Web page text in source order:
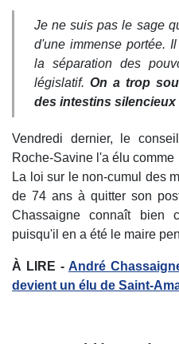
Je ne suis pas le sage
d'une immense portée.
la séparation des
législatif. On a trop
des intestins silencieux
Vendredi dernier, le
Roche-Savine l'a élu
La loi sur le non-cumul des
de 74 ans à quitter son
Chassaigne connaît bien
puisqu'il en a été le maire
À LIRE - André
devient un élu de Saint-